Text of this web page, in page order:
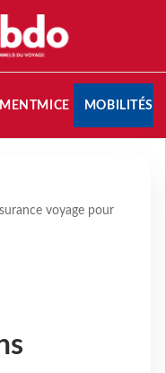
MICE MOBILITÉS
voyage pour